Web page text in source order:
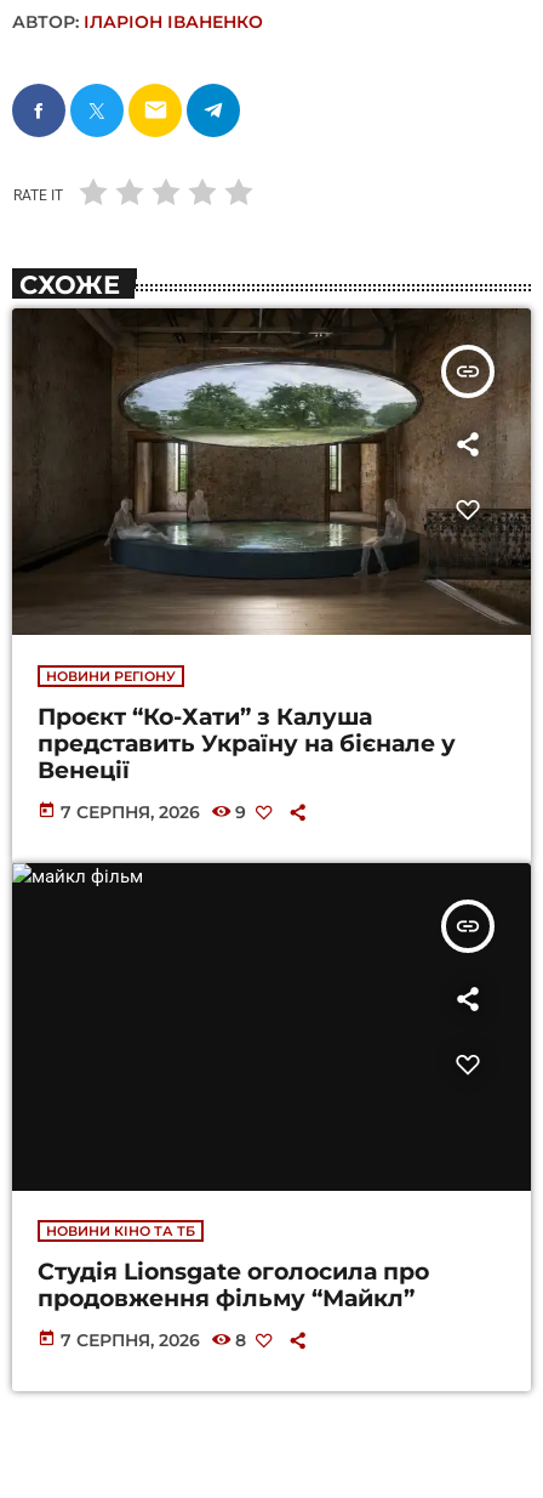
АВТОР: ІЛАРІОН ІВАНЕНКО
email
RATE IT
СХОЖЕ
insert_link
НОВИНИ РЕГІОНУ
Проєкт “Ко-Хати” з Калуша
представить Україну на бієнале у
Венеції
today 7 СЕРПНЯ, 2026 9
insert_link
НОВИНИ КІНО ТА ТБ
Студія Lionsgate оголосила про
продовження фільму “Майкл”
today 7 СЕРПНЯ, 2026 8